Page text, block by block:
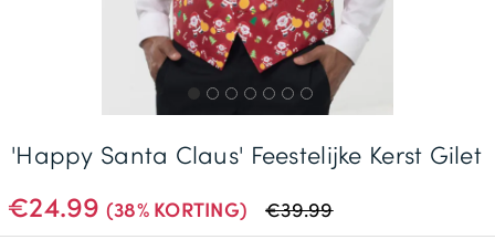
Gratis Levering *
€24.99 (38% KORTING) €39.99
'Happy Santa Claus' Feestelijke Kerst Gilet